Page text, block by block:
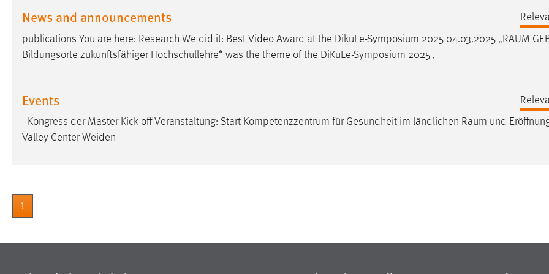
News and announcements
publications You are here: Research We did it: Best Video Award at the DikuLe-Symposium 2025 04.03.2025 „RAUM
Bildungsorte zukunftsfähiger Hochschullehre“ was the theme of the DiKuLe-Symposium 2025 ,
Events
- Kongress der Master Kick-off-Veranstaltung: Start Kompetenzzentrum für Gesundheit im ländlichen Raum und
Valley Center Weiden
1